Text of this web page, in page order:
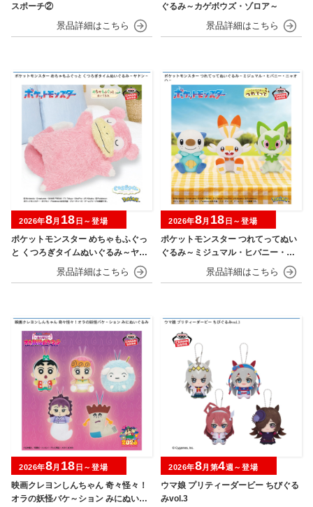
スポーチ②
ぐるみ～カゲボウズ・ゾロア～
ポケットモンスター めちゃもふぐっ
と くつろぎタイムぬいぐるみ～ヤド
2026年8月 18 日～登場
ポケットモンスター つれてってぬい
ぐるみ～ミジュマル・ヒバニー・ニ
2026年8月 18 日～登場
映画クレヨンしんちゃん 奇々怪々！
オラの妖怪バケ～ション みにぬいぐ
2026年8月 18 日～登場
ウマ娘 プリティーダービー ちびぐる
みvol.3
2026年8月第4週～登場